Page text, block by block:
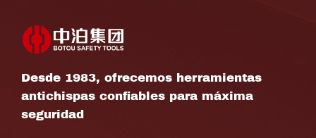
Desde 1983, ofrecemos herramientas
antichispas confiables para máxima
seguridad